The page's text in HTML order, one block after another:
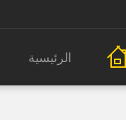
الرئيسية